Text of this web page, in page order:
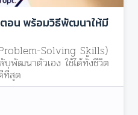
อน พร้อมวิธีพัฒนาให้มี
Solving Skills)
พัฒนาตัวเอง ใช้ได้ทั้งชีวิต
ที่สุด